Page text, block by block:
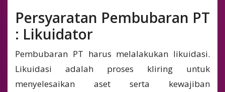
Persyaratan Pembubaran PT
: Likuidator
Pembubaran PT harus melalakukan likuidasi.
Likuidasi adalah proses kliring untuk
menyelesaikan aset serta kewajiban